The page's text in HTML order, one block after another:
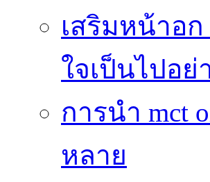
เสริมหน้าอ
ใจเป็นไปอย่
การนำ mct
หลาย